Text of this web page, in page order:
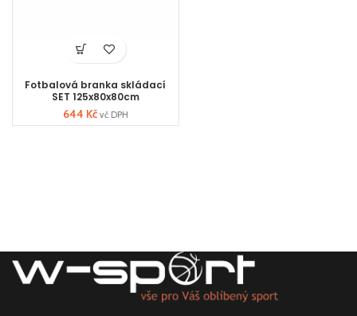
Fotbalová branka skládací
SET 125x80x80cm
644 Kč vč DPH